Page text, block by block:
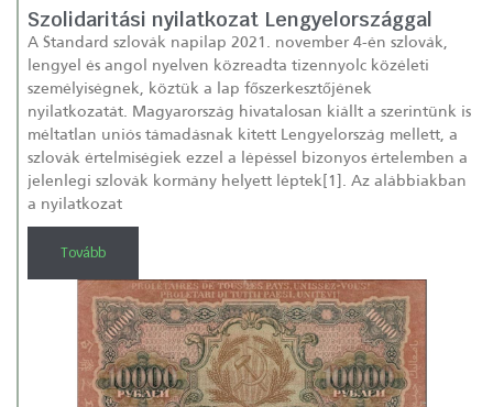
Szolidaritási nyilatkozat Lengyelországgal
A Štandard szlovák napilap 2021. november 4-én szlovák,
lengyel és angol nyelven közreadta tizennyolc közéleti
személyiségnek, köztük a lap főszerkesztőjének
nyilatkozatát. Magyarország hivatalosan kiállt a szerintünk is
méltatlan uniós támadásnak kitett Lengyelország mellett, a
szlovák értelmiségiek ezzel a lépéssel bizonyos értelemben a
jelenlegi szlovák kormány helyett léptek[1]. Az alábbiakban
a nyilatkozat
Tovább